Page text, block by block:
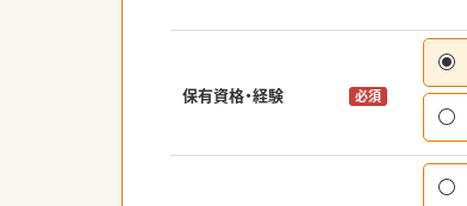
保有資格・経験 必須